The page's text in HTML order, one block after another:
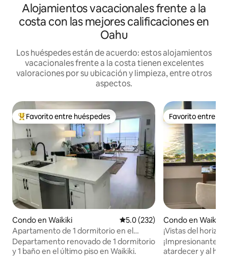
Alojamientos vacacionales frente a la
costa con las mejores calificaciones en
Oahu
Los huéspedes están de acuerdo: estos alojamientos
vacacionales frente a la costa tienen excelentes
valoraciones por su ubicación y limpieza, entre otros
aspectos.
Favorito entre huéspedes preferido
Favorito entre huéspedes
Condo en Waikiki Calificación promedio: 5.0 de
5.0 (232)
Apartamento de 1 dormitorio en el
último piso de Waikiki con vista al
mar/fuegos artificiales
Departamento renovado de 1 dormitorio
y 1 baño en el último piso en Waikiki.
Favorito entre
Favorito entre
Condo en Waikiki
¡Vistas del
la cama!/
¡Impresionantes
atardecer y al